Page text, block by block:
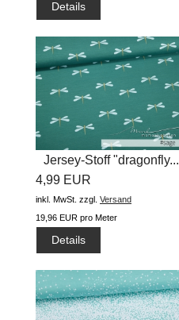
Details
Jersey-Stoff "dragonfly...
4,99 EUR
inkl. MwSt. zzgl. Versand
19,96 EUR pro Meter
Details